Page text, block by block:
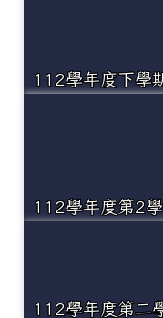
112學年度下學
112學年度第2
112學年度第二